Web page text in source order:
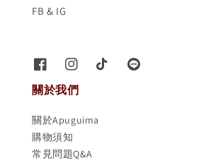
FB & IG
關於我們
關於Apuguima
購物須知
常見問題Q&A